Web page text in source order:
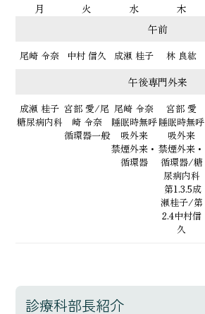
月 火 水 木
午前
尾崎 令奈 中村 信久 成瀬 桂子 林 良紘
午後専門外来
成瀬 桂子
糖尿病内科
宮部 愛/尾
崎 令奈
循環器一般
尾崎 令奈
睡眠時無呼
吸外来
禁煙外来・
循環器
宮部 愛
睡眠時無呼
吸外来
禁煙外来・
循環器/糖
尿病内科
第1.3.5成
瀬桂子/第
2.4中村信
久
診療科部長紹介